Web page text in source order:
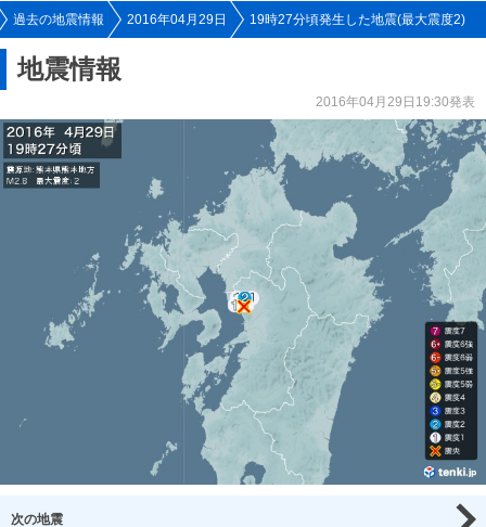
過去の地震情報 2016年04月29日 19時27分頃発生した地震(最大震度2)
地震情報
2016年04月29日19:30発表
次の地震